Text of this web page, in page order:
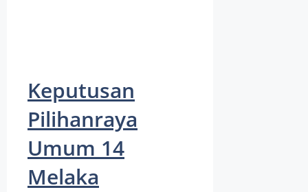
Keputusan
Pilihanraya
Umum 14
Melaka